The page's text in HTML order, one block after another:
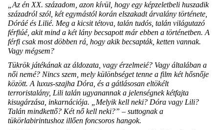
„Az én XX. századom, azon kívül, hogy egy képzeletbeli huszadik
századról szól, két egymástól korán elszakadt árvalány története,
Dóráé és Lilié. Meg a kicsit tétova, talán tudós, talán világutazó
férfiúé, akit mind a két lány becsapott már ebben a történetben. A
férfi csak most döbben rá, hogy akik becsapták, ketten vannak.
Vagy mégsem?
Tükrök játékának az áldozata, vagy érzelmeié? Vagy általában a
női nemé? Nincs szem, mely különbséget tenne a film két hősnője
között. A luxus-szajha Dóra, és a gátlásosan eltökélt
terroristalány, Lili talán ugyanannak a jelenségnek kétfajta
kisugárzása, inkarnációja. „Melyik kell neki? Dóra vagy Lili?
Talán mindkettő? Két nő kell neki?” – suttognak a
tükörlabirintushoz illően foncsoros hangok.